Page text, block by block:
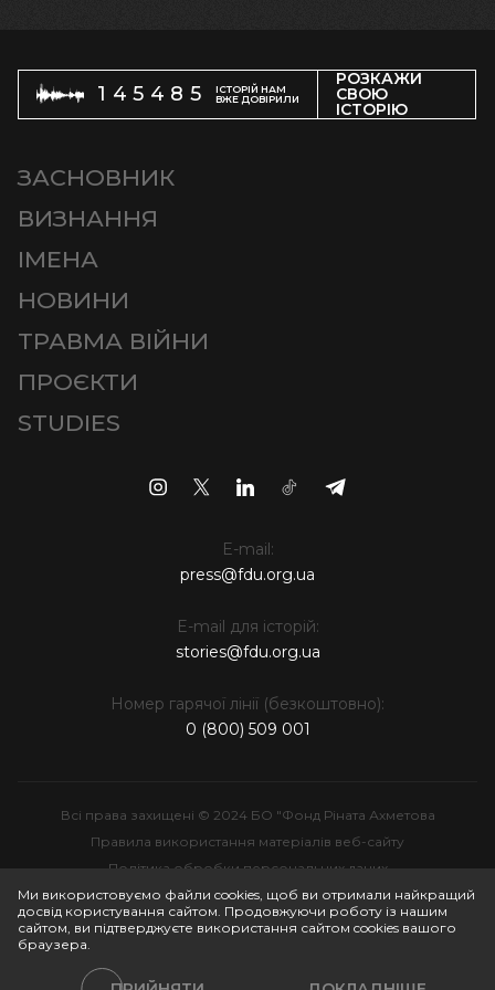
145485
ІСТОРІЙ НАМ
ВЖЕ ДОВІРИЛИ
РОЗКАЖИ
СВОЮ
ІСТОРІЮ
ЗАСНОВНИК
ВИЗНАННЯ
ІМЕНА
НОВИНИ
ТРАВМА ВІЙНИ
ПРОЄКТИ
STUDIES
E-mail:
press@fdu.org.ua
E-mail для історій:
stories@fdu.org.ua
Номер гарячої лінії (безкоштовно):
0 (800) 509 001
Всі права захищені © 2024 БО "Фонд Ріната Ахметова
Правила використання матеріалів веб-сайту
Політика обробки персональних даних
Інтелектуальна власність
Ми використовуємо файли cookies, щоб ви отримали найкращий
досвід користування сайтом. Продовжуючи роботу із нашим
сайтом, ви підтверджуєте використання сайтом cookies вашого
браузера.